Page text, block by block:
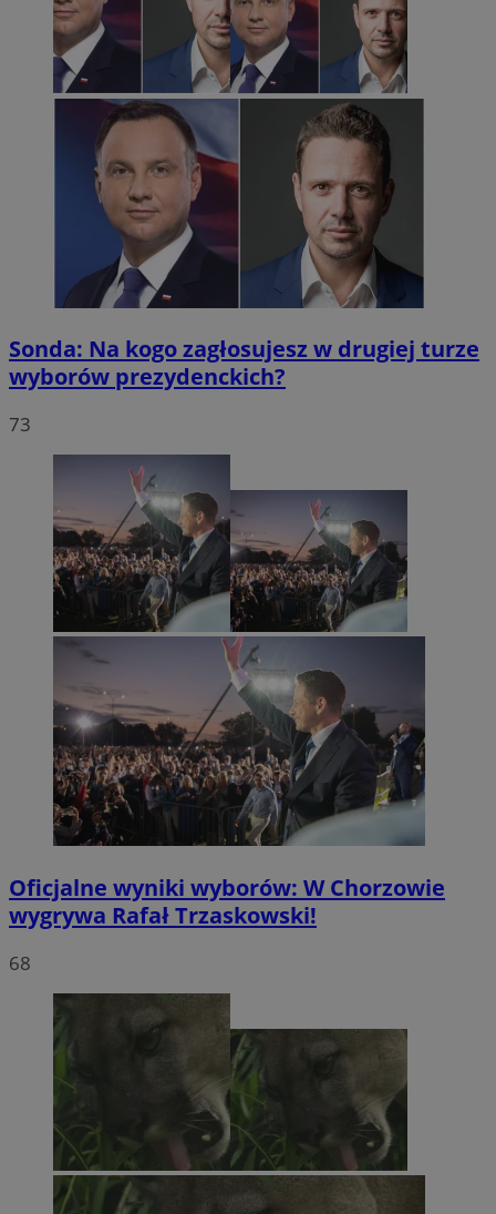
Sonda: Na kogo zagłosujesz w drugiej turze
wyborów prezydenckich?
73
Oficjalne wyniki wyborów: W Chorzowie
wygrywa Rafał Trzaskowski!
68